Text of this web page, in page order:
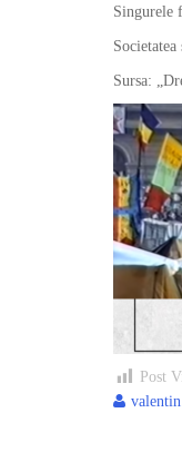
Singurele
Sursa:
Post